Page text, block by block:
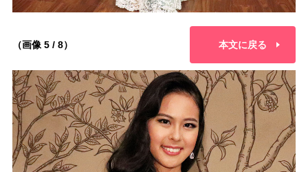
（画像 5 / 8） 本文に戻る